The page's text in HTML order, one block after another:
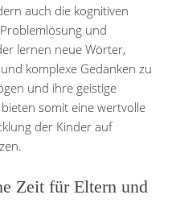
auch die kognitiven
und
lernen neue Wörter,
komplexe Gedanken zu
und ihre geistige
somit eine wertvolle
der Kinder auf
Zeit für Eltern und